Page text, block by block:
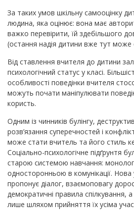
За таких умов шкільну самооцінку
людина, яка оцінює: вона має
важко перевірити, їй здебільшого
(остання надія дитини вже тут може
Від ставлення вчителя до дитини
психологічний статус у класі.
особливості поведінки вчителя
можуть почати маніпулювати
користь.
Одним із чинників булінгу,
розв’язання суперечностей і
може стати вчитель та його стиль
Соціально-психологічне підґрунтя
старою системою навчання:
односторонньою в комунікації. Нова
пропонує діалог, взаємоповагу
демократичні правила спілкування,
лише шляхом прийняття їх усіма